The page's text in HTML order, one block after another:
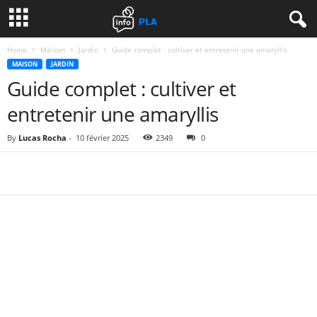
Home Maison Jardin Guide complet : cultiver et entretenir une amaryllis
MAISON JARDIN
Guide complet : cultiver et
entretenir une amaryllis
By Lucas Rocha - 10 février 2025 2349 0